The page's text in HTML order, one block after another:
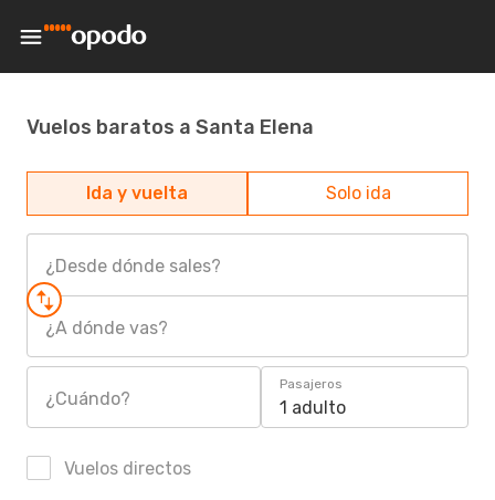
Vuelos baratos a Santa Elena
Ida y vuelta Solo ida
¿Desde dónde sales?
¿A dónde vas?
¿Cuándo?
Pasajeros
1 adulto
Vuelos directos